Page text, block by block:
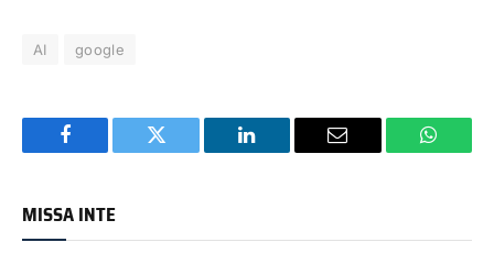
AI google
Facebook Twitter LinkedIn Email
MISSA INTE